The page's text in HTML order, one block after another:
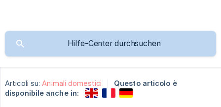
Articoli su: Animali domestici
Questo articolo è
disponibile anche in: